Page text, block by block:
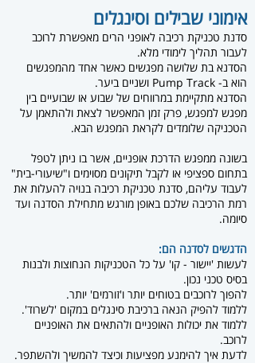
אימוני שבילים וסינגלים
סדנת טכניקת רכיבה לאופני הרים מאפשרת לרוכב
לעבור תהליך לימודי מלא.
הסדנא בת שלושה מפגשים כאשר אחד מהמפגשים
הוא ב- Pump Track ושניים ביער.
הסדנא מתקיימת במרווחים של שבוע או שבועיים בין
מפגש למפגש, פרק זמן המאפשר לצאת ולהתאמן על
הטכניקה שלומדים לקראת המפגש הבא.
בשונה ממפגש הדרכת אופניים, אשר בו ניתן לטפל
בתחום ספציפי או לקבל תיקונים מסוימים ו"שיעורי-בית"
לעבוד עליהם, סדנת טכניקת רכיבה בנויה להעלות את
רמת הרכיבה שלכם באופן מורגש מתחילת הסדנה ועד
סיומה.
הדגשים לסדנה הם:
לעשות 'יישור - קו' על כל הטכניקות הנחוצות ולבנות
בסיס טכני נכון.
להפוך לרוכבים בטוחים יותר ו'זורמים' יותר.
ללמוד להפיק הנאה ברכיבת סינגלים במקום 'לשרוד'.
ללמוד את יכולות האופניים ולהתאים את האופניים
לרוכב.
לדעת איך להימנע מפציעות וכיצד להמשיך ולהשתפר.